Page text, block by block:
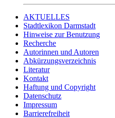
AKTUELLES
Stadtlexikon Darmstadt
Hinweise zur Benutzung
Recherche
Autorinnen und Autoren
Abkürzungsverzeichnis
Literatur
Kontakt
Haftung und Copyright
Datenschutz
Impressum
Barrierefreiheit